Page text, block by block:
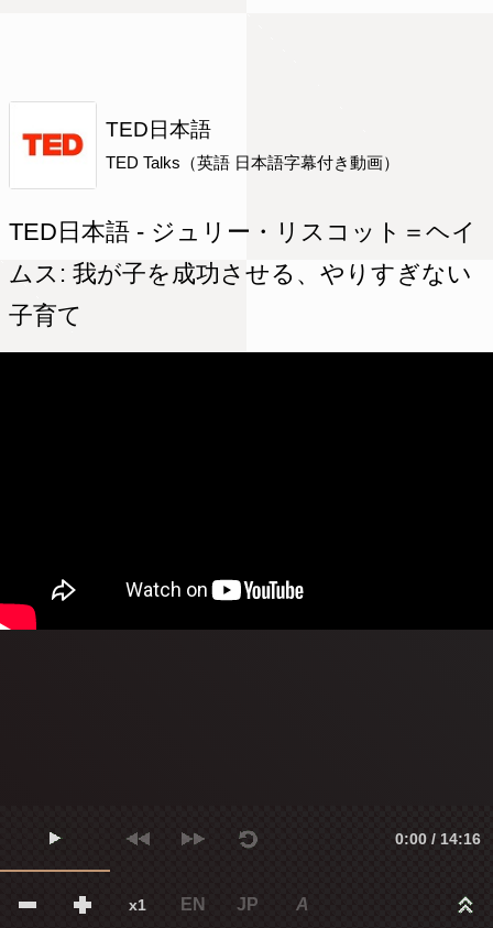
TED日本語
TED Talks（英語 日本語字幕付き動画）
TED日本語 - ジュリー・リスコット＝ヘイ
ムス: 我が子を成功させる、やりすぎない
子育て
0:00 / 14:16
x1 EN JP A